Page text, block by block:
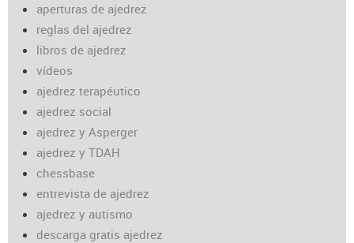
aperturas de ajedrez
reglas del ajedrez
libros de ajedrez
vídeos
ajedrez terapéutico
ajedrez social
ajedrez y Asperger
ajedrez y TDAH
chessbase
entrevista de ajedrez
ajedrez y autismo
descarga gratis ajedrez